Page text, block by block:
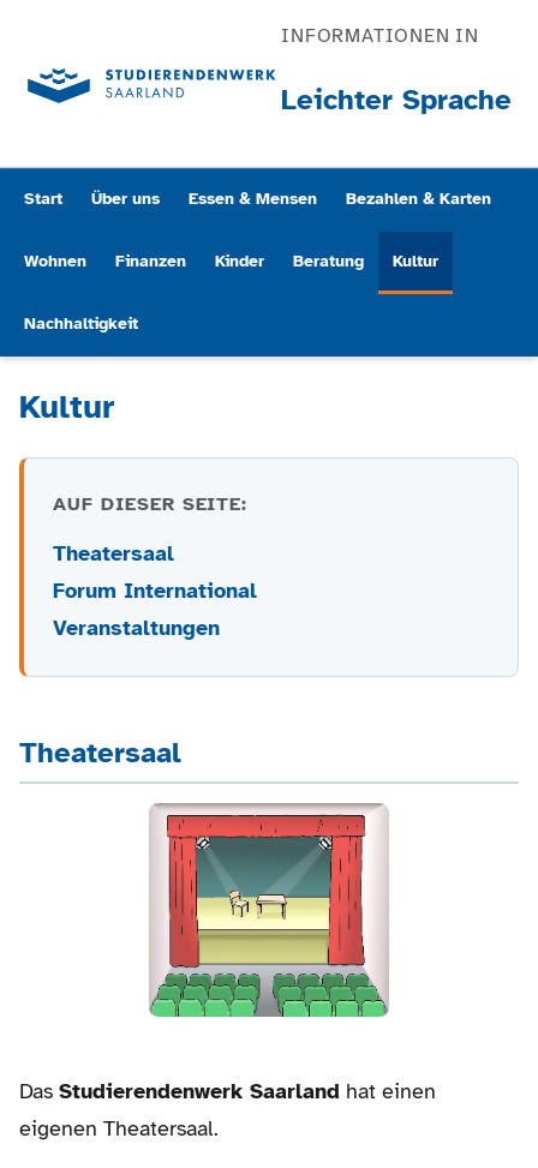
INFORMATIONEN IN
Leichter Sprache
Start Über uns Essen & Mensen Bezahlen & Karten
Wohnen Finanzen Kinder Beratung Kultur
Nachhaltigkeit
Kultur
AUF DIESER SEITE:
Theatersaal
Forum International
Veranstaltungen
Theatersaal
Das Studierendenwerk Saarland hat einen
eigenen Theatersaal.